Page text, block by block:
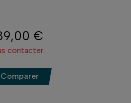
Prix €
contacter
Comparer